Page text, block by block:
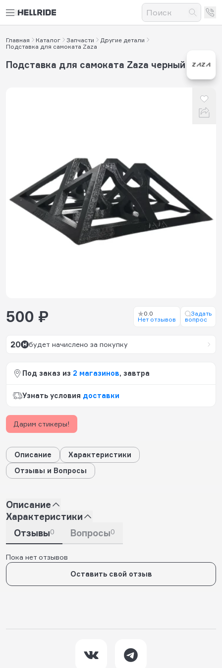
Главная Каталог Запчасти
Другие детали
Подставка для самоката Zaza
Подставка для самоката Zaza черный
500 ₽
0.0
Нет отзывов
Задать
вопрос
20 будет начислено за покупку
Под заказ из 2 магазинов, завтра
Узнать условия доставки
Дарим стикеры!
Описание
Характеристики
Отзывы и Вопросы
Описание
Характеристики
Отзывы0 Вопросы0
Пока нет отзывов
Оставить свой отзыв